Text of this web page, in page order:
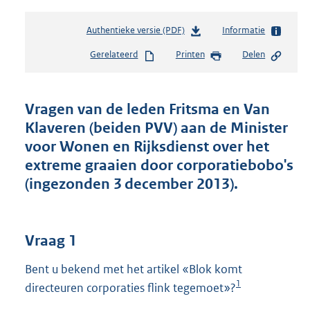
Authentieke versie (PDF)b
s
n
d
s
g
r
o
K
Informatie
Gerelateerd Printen Delen
Vragen van de leden Fritsma en Van
Klaveren (beiden PVV) aan de Minister
voor Wonen en Rijksdienst over het
extreme graaien door corporatiebobo's
(ingezonden 3 december 2013).
Vraag 1
Bent u bekend met het artikel «Blok komt
directeuren corporaties flink tegemoet»?1